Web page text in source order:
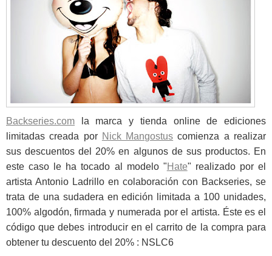
Backseries.com la marca y tienda online de ediciones
limitadas creada por Nick Mangostus comienza a realizar
sus descuentos del 20% en algunos de sus productos. En
este caso le ha tocado al modelo " Hate" realizado por el
artista Antonio Ladrillo en colaboración con Backseries, se
trata de una sudadera en edición limitada a 100 unidades,
100% algodón, firmada y numerada por el artista. Éste es el
código que debes introducir en el carrito de la compra para
obtener tu descuento del 20% : NSLC6